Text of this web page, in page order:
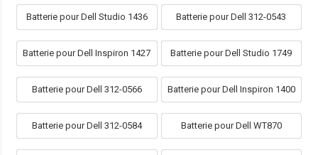
Batterie pour Dell Studio 1436 Batterie pour Dell 312-0543
Batterie pour Dell Inspiron 1427 Batterie pour Dell Studio 1749
Batterie pour Dell 312-0566 Batterie pour Dell Inspiron 1400
Batterie pour Dell 312-0584 Batterie pour Dell WT870